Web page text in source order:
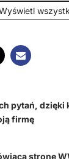
pytań,
firmę
stronę